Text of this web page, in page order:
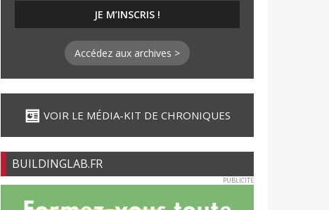
Accédez aux archives >
VOIR LE MÉDIA-KIT DE CHRONIQUES
BUILDINGLAB.FR
PUBLICITE